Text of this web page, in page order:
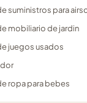
suministros para
mobiliario de jardin
juegos usados
ropa para bebes